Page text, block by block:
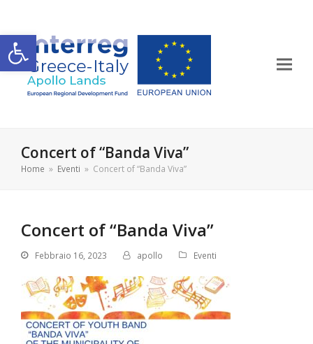
Apri la barra degli strumenti
Concert of “Banda Viva”
Home » Eventi » Concert of “Banda Viva”
Concert of “Banda Viva”
Febbraio 16, 2023 apollo Eventi